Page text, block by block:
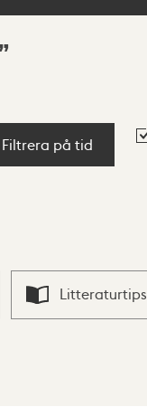
Filtrera på tid
Litteraturtips